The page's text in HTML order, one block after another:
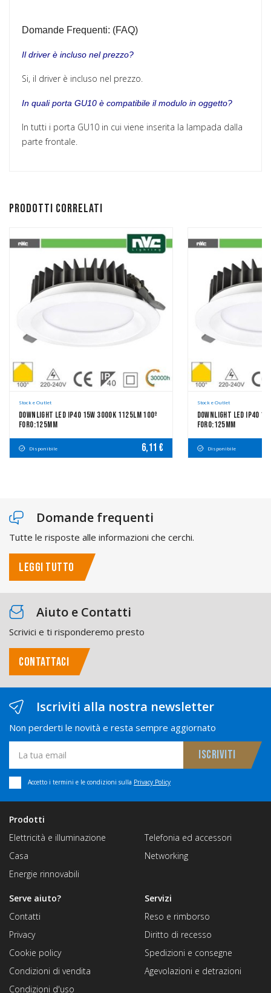
Domande Frequenti: (FAQ)
Il driver è incluso nel prezzo?
Si, il driver è incluso nel prezzo.
In quali porta GU10 è compatibile il modulo in oggetto?
In tutti i porta GU10 in cui viene inserita la lampada dalla
parte frontale.
Prodotti correlati
Stock e Outlet
Downlight LED IP40 15W 3000K 1125LM 100º
FORO:125mm
Disponibile 6,11 €
Stock e Outlet
Downlight LED IP40
FORO:125mm
Disponibile
Domande frequenti
Tutte le risposte alle informazioni che cerchi.
LEGGI TUTTO
Aiuto e Contatti
Scrivici e ti risponderemo presto
CONTATTACI
Iscriviti alla nostra newsletter
Non perderti le novità e resta sempre aggiornato
Accetto i termini e le condizioni sulla Privacy Policy
Prodotti
Elettricità e illuminazione
Casa
Energie rinnovabili
Telefonia ed accessori
Networking
Servizi
Reso e rimborso
Diritto di recesso
Spedizioni e consegne
Agevolazioni e detrazioni
Serve aiuto?
Contatti
Privacy
Cookie policy
Condizioni di vendita
Condizioni d'uso